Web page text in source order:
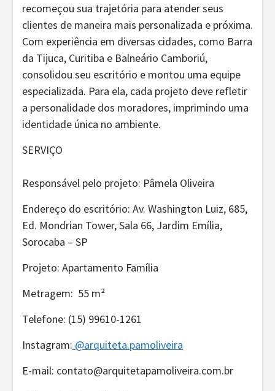
recomeçou sua trajetória para atender seus
clientes de maneira mais personalizada e próxima.
Com experiência em diversas cidades, como Barra
da Tijuca, Curitiba e Balneário Camboriú,
consolidou seu escritório e montou uma equipe
especializada. Para ela, cada projeto deve refletir
a personalidade dos moradores, imprimindo uma
identidade única no ambiente.
SERVIÇO
Responsável pelo projeto: Pâmela Oliveira
Endereço do escritório: Av. Washington Luiz, 685,
Ed. Mondrian Tower, Sala 66, Jardim Emília,
Sorocaba – SP
Projeto: Apartamento Família
Metragem: 55 m²
Telefone: (15) 99610-1261
Instagram: @arquiteta.pamoliveira
E-mail: contato@arquitetapamoliveira.com.br